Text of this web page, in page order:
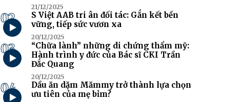
21/12/2025
02
S Việt AAB tri ân đối tác: Gắn kết bền
vững, tiếp sức vươn xa
20/12/2025
03
“Chữa lành” những di chứng thẩm mỹ:
Hành trình y đức của Bác sĩ CKI Trần
Đắc Quang
20/12/2025
04
Dầu ăn dặm Mămmy trở thành lựa chọn
ưu tiên của mẹ bỉm?